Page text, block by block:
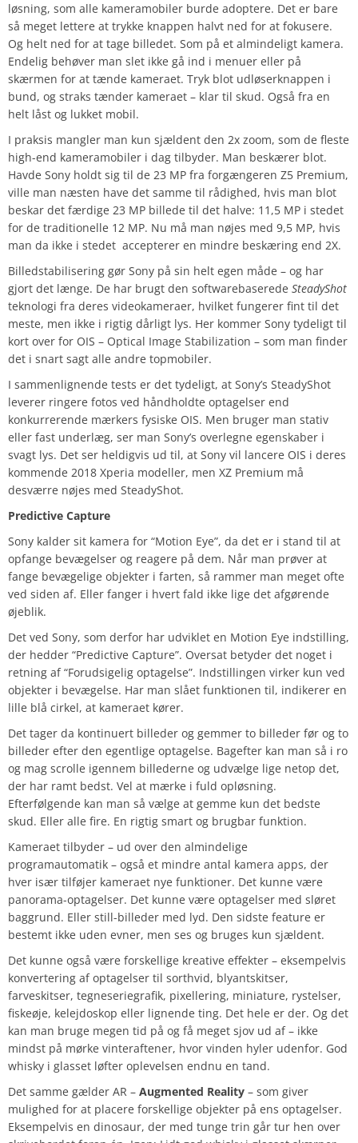
løsning, som alle kameramobiler burde adoptere. Det er bare
så meget lettere at trykke knappen halvt ned for at fokusere.
Og helt ned for at tage billedet. Som på et almindeligt kamera.
Endelig behøver man slet ikke gå ind i menuer eller på
skærmen for at tænde kameraet. Tryk blot udløserknappen i
bund, og straks tænder kameraet – klar til skud. Også fra en
helt låst og lukket mobil.
I praksis mangler man kun sjældent den 2x zoom, som de fleste
high-end kameramobiler i dag tilbyder. Man beskærer blot.
Havde Sony holdt sig til de 23 MP fra forgængeren Z5 Premium,
ville man næsten have det samme til rådighed, hvis man blot
beskar det færdige 23 MP billede til det halve: 11,5 MP i stedet
for de traditionelle 12 MP. Nu må man nøjes med 9,5 MP, hvis
man da ikke i stedet accepterer en mindre beskæring end 2X.
Billedstabilisering gør Sony på sin helt egen måde – og har
gjort det længe. De har brugt den softwarebaserede SteadyShot
teknologi fra deres videokameraer, hvilket fungerer fint til det
meste, men ikke i rigtig dårligt lys. Her kommer Sony tydeligt til
kort over for OIS – Optical Image Stabilization – som man finder
det i snart sagt alle andre topmobiler.
I sammenlignende tests er det tydeligt, at Sony’s SteadyShot
leverer ringere fotos ved håndholdte optagelser end
konkurrerende mærkers fysiske OIS. Men bruger man stativ
eller fast underlæg, ser man Sony’s overlegne egenskaber i
svagt lys. Det ser heldigvis ud til, at Sony vil lancere OIS i deres
kommende 2018 Xperia modeller, men XZ Premium må
desværre nøjes med SteadyShot.
Predictive Capture
Sony kalder sit kamera for “Motion Eye”, da det er i stand til at
opfange bevægelser og reagere på dem. Når man prøver at
fange bevægelige objekter i farten, så rammer man meget ofte
ved siden af. Eller fanger i hvert fald ikke lige det afgørende
øjeblik.
Det ved Sony, som derfor har udviklet en Motion Eye indstilling,
der hedder “Predictive Capture”. Oversat betyder det noget i
retning af “Forudsigelig optagelse”. Indstillingen virker kun ved
objekter i bevægelse. Har man slået funktionen til, indikerer en
lille blå cirkel, at kameraet kører.
Det tager da kontinuert billeder og gemmer to billeder før og to
billeder efter den egentlige optagelse. Bagefter kan man så i ro
og mag scrolle igennem billederne og udvælge lige netop det,
der har ramt bedst. Vel at mærke i fuld opløsning.
Efterfølgende kan man så vælge at gemme kun det bedste
skud. Eller alle fire. En rigtig smart og brugbar funktion.
Kameraet tilbyder – ud over den almindelige
programautomatik – også et mindre antal kamera apps, der
hver især tilføjer kameraet nye funktioner. Det kunne være
panorama-optagelser. Det kunne være optagelser med sløret
baggrund. Eller still-billeder med lyd. Den sidste feature er
bestemt ikke uden evner, men ses og bruges kun sjældent.
Det kunne også være forskellige kreative effekter – eksempelvis
konvertering af optagelser til sorthvid, blyantskitser,
farveskitser, tegneseriegrafik, pixellering, miniature, rystelser,
fiskeøje, kelejdoskop eller lignende ting. Det hele er der. Og det
kan man bruge megen tid på og få meget sjov ud af – ikke
mindst på mørke vinteraftener, hvor vinden hyler udenfor. God
whisky i glasset løfter oplevelsen endnu en tand.
Det samme gælder AR – Augmented Reality – som giver
mulighed for at placere forskellige objekter på ens optagelser.
Eksempelvis en dinosaur, der med tunge trin går tur hen over